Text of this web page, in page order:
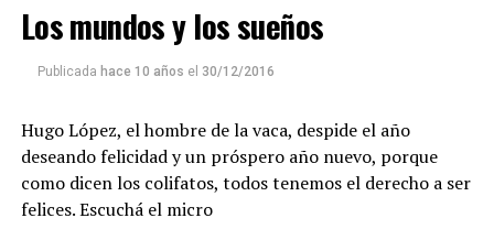
Los mundos y los sueños
Publicada hace 10 años el 30/12/2016
Hugo López, el hombre de la vaca, despide el año
deseando felicidad y un próspero año nuevo, porque
como dicen los colifatos, todos tenemos el derecho a ser
felices. Escuchá el micro